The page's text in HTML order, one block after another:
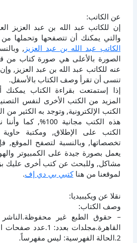
عن الكاتب:
إن للكاتب عبد الله بن عبد العزيز
والتي يمكنك أن تتصفحها وتحملها
الكاتب عبد الله بن عبد العزيز ,
الصورة بالأعلى هي صورة كتاب من
عنه للكاتب عبد الله بن عبد العزيز,
تنسى أن تقرأ وصف الكتاب بالأسفل.
إذا إستمتعت بقراءة الكتاب
المزيد من الكتب الأخرى لنفس
الكتب الإلكترونية, وتوجد به الكثير من
هذه الكتب مجانية
الكتب على الإطلاق, ومكتبة
يعمل بصورة جيدة على الكمبيوتر
مشاكل, وللبحث عن كتب أخرى عليك
لموقعنا من هناكتبي بي دي إف.
نقلا عن ويكيبيديا:
وصف الكتاب:
– حقوق الطبع غير محفوظة.الناشر
2.الحالة الفهرسية: ليس مفهرساً.